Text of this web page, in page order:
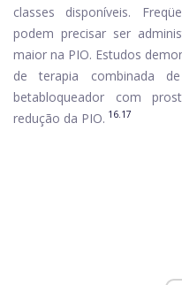
classes disponíveis.
podem precisar ser
maior na PIO. Estudos
de terapia combinada
betabloqueador com
redução da PIO. 16.17